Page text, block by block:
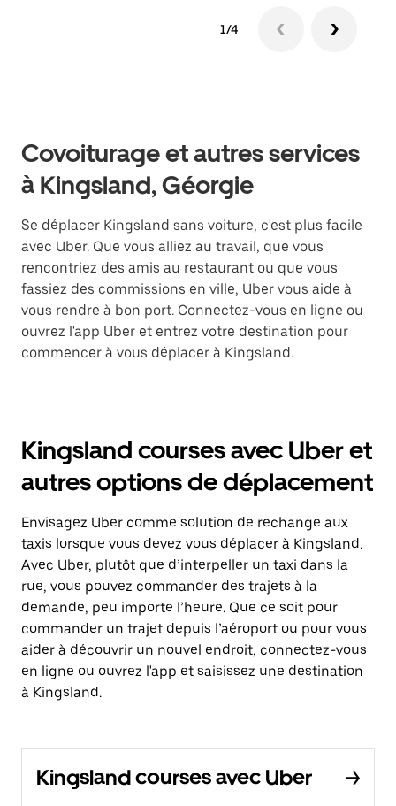
1/4
Covoiturage et autres services
à Kingsland, Géorgie
Se déplacer Kingsland sans voiture, c'est plus facile
avec Uber. Que vous alliez au travail, que vous
rencontriez des amis au restaurant ou que vous
fassiez des commissions en ville, Uber vous aide à
vous rendre à bon port. Connectez-vous en ligne ou
ouvrez l'app Uber et entrez votre destination pour
commencer à vous déplacer à Kingsland.
Kingsland courses avec Uber et
autres options de déplacement
Envisagez Uber comme solution de rechange aux
taxis lorsque vous devez vous déplacer à Kingsland.
Avec Uber, plutôt que d’interpeller un taxi dans la
rue, vous pouvez commander des trajets à la
demande, peu importe l’heure. Que ce soit pour
commander un trajet depuis l’aéroport ou pour vous
aider à découvrir un nouvel endroit, connectez-vous
en ligne ou ouvrez l'app et saisissez une destination
à Kingsland.
Kingsland courses avec Uber